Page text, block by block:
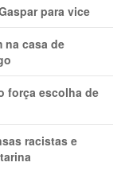
para vice
na casa de
força escolha de
racistas e